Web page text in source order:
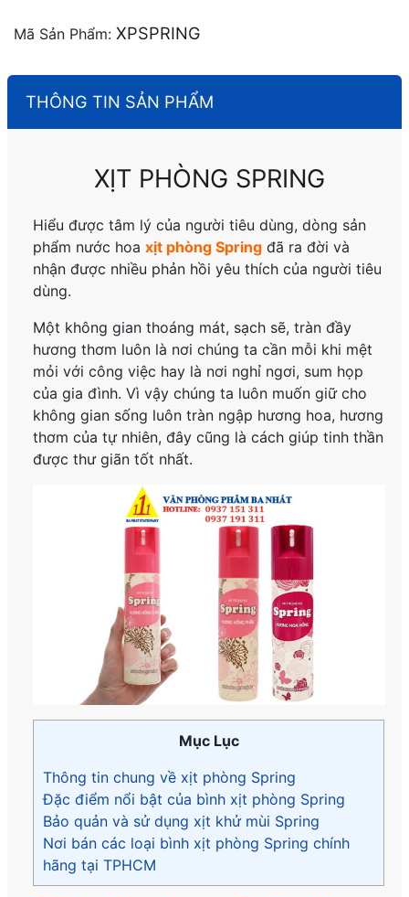
Mã Sản Phẩm: XPSPRING
THÔNG TIN SẢN PHẨM
XỊT PHÒNG SPRING
Hiểu được tâm lý của người tiêu dùng, dòng sản
phẩm nước hoaxịt phòng Spring đã ra đời và
nhận được nhiều phản hồi yêu thích của người tiêu
dùng.
Một không gian thoáng mát, sạch sẽ, tràn đầy
hương thơm luôn là nơi chúng ta cần mỗi khi mệt
mỏi với công việc hay là nơi nghỉ ngơi, sum họp
của gia đình. Vì vậy chúng ta luôn muốn giữ cho
không gian sống luôn tràn ngập hương hoa, hương
thơm của tự nhiên, đây cũng là cách giúp tinh thần
được thư giãn tốt nhất.
Mục Lục
Thông tin chung về xịt phòng Spring
Đặc điểm nổi bật của bình xịt phòng Spring
Bảo quản và sử dụng xịt khử mùi Spring
Nơi bán các loại bình xịt phòng Spring chính
hãng tại TPHCM